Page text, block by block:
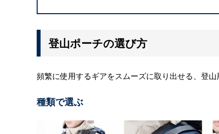
登山ポーチの選び方
頻繁に使用するギアをスムーズに取り出せる、登
種類で選ぶ